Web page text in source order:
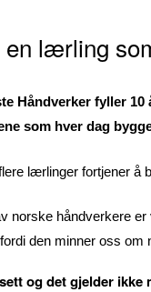
en lærling
Håndverker fyller
som hver dag
lærlinger fortjener å
norske håndverkere
den minner oss
og det gjelder